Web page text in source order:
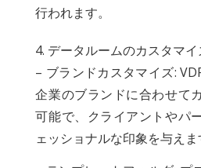
行われます。
4. データルームのカスタマイ
– ブランドカスタマイズ:
企業のブランドに合わせて
可能で、クライアントやパ
ェッショナルな印象を与えま